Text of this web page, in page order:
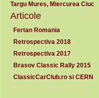
Targu Mures, Miercurea Ciuc
Articole
Fertan Romania
Retrospectiva 2018
Retrospectiva 2017
Brasov Classic Rally 2015
ClassicCarClub.ro si CERN